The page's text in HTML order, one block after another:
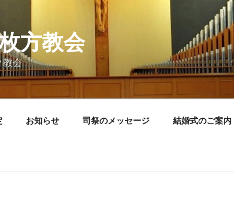
方教会
教会
お知らせ 司祭のメッセージ 結婚式のご案内